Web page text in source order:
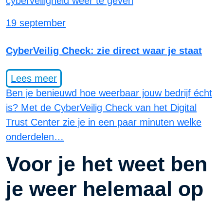
19 september
CyberVeilig Check: zie direct waar je staat
Lees meer
Ben je benieuwd hoe weerbaar jouw bedrijf écht
is? Met de CyberVeilig Check van het Digital
Trust Center zie je in een paar minuten welke
onderdelen…
Voor je het weet ben
je weer helemaal op